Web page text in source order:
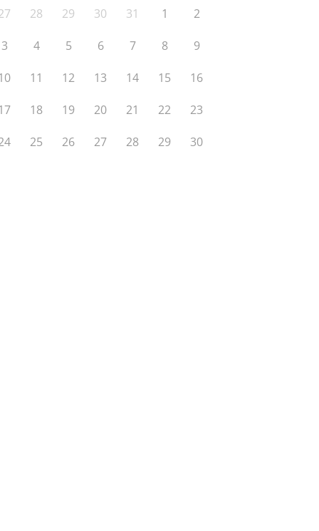
28 29 30 31 1 2
3 4 5 6 7 8 9
11 12 13 14 15 16
18 19 20 21 22 23
25 26 27 28 29 30